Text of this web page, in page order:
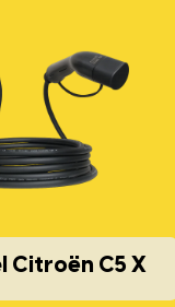
Citroën C5 X